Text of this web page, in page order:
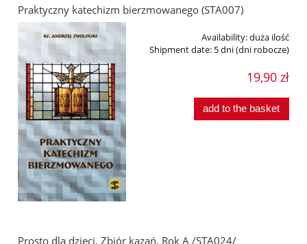
Praktyczny katechizm bierzmowanego (STA007)
Availability:duża ilość
Shipment date: 5 dni (dni robocze)
19,90 zł
add to the basket
Prosto dla dzieci. Zbiór kazań. Rok A /STA024/